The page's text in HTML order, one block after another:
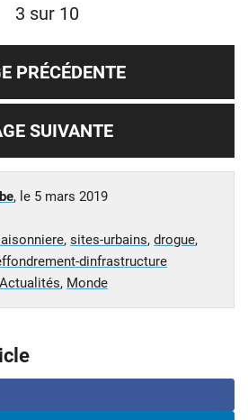
3 sur 10
PRÉCÉDENTE
SUIVANTE
, le 5 mars 2019
, sites-urbains, drogue,
dinfrastructure
Actualités, Monde